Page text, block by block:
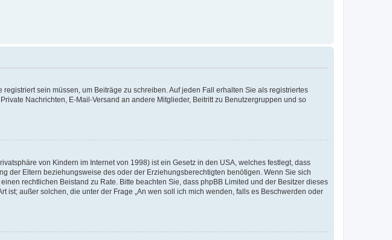
sein müssen, um Beiträge zu schreiben. Auf jeden Fall erhalten Sie als registriertes
Nachrichten, E-Mail-Versand an andere Mitglieder, Beitritt zu Benutzergruppen und so
von Kindern im Internet von 1998) ist ein Gesetz in den USA, welches festlegt, dass
der Eltern beziehungsweise des oder der Erziehungsberechtigten benötigen. Wenn Sie sich
rechtlichen Beistand zu Rate. Bitte beachten Sie, dass phpBB Limited und der Besitzer dieses
außer solchen, die unter der Frage „An wen soll ich mich wenden, falls es Beschwerden oder